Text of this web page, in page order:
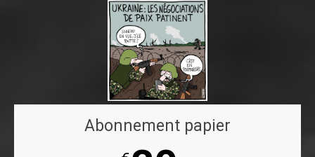
Abonnement papier